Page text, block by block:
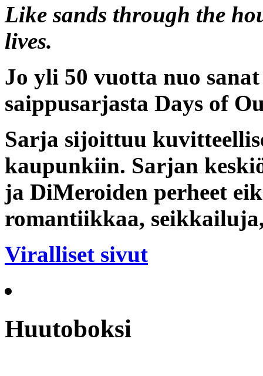
Like sands through the
lives.
Jo yli 50 vuotta nuo
saippusarjasta Days of
Sarja sijoittuu
kaupunkiin. Sarjan
ja DiMeroiden perheet
romantiikkaa,
Viralliset sivut
Huutoboksi